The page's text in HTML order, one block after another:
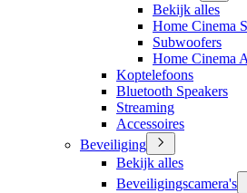
Bekijk alles
Home Cinema
Subwoofers
Home Cinema
Koptelefoons
Bluetooth Speakers
Streaming
Accessoires
Beveiliging
Bekijk alles
Beveiligingscamera's